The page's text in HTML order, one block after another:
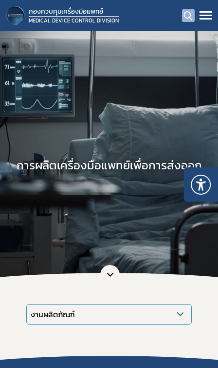
กองควบคุมเครื่องมือแพทย์
MEDICAL DEVICE CONTROL DIVISION
การผลิตเครื่องมือแพทย์เพื่อการส่งออก
งานผลิตภัณฑ์
Subscribe